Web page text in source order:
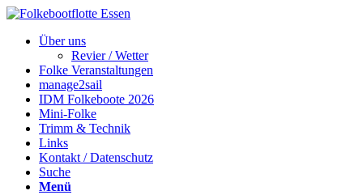
Über uns
Revier / Wetter
Folke Veranstaltungen
manage2sail
IDM Folkeboote 2026
Mini-Folke
Trimm & Technik
Links
Kontakt / Datenschutz
Suche
Menü